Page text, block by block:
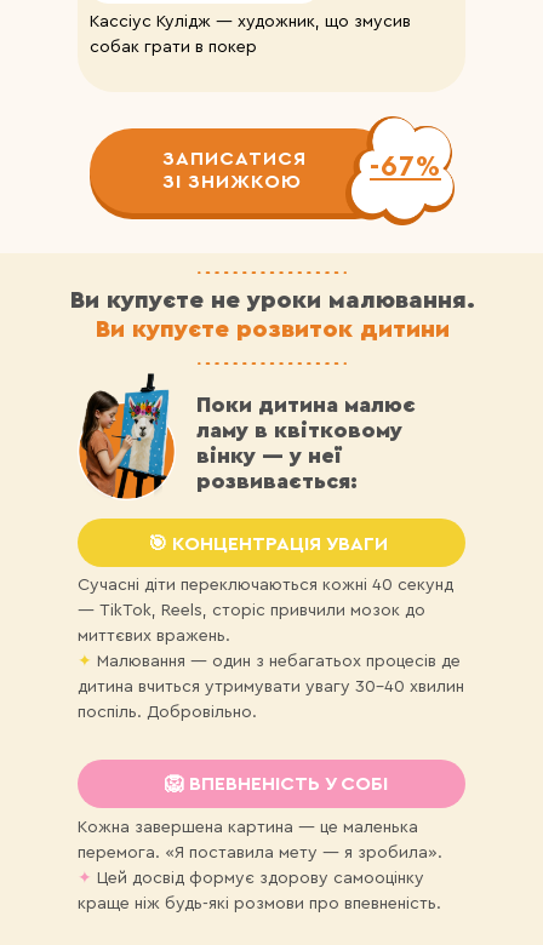
ЗАПИСАТИСЯ
ЗІ ЗНИЖКОЮ
-67%
Кассіус Кулідж — художник, що змусив
собак грати в покер
Поки дитина малює
ламу в квітковому
вінку — у неї
розвивається:
Ви купуєте не уроки малювання.
Ви купуєте розвиток дитини
Кожна завершена картина — це маленька
перемога. «Я поставила мету — я зробила».
✦ Цей досвід формує здорову самооцінку
краще ніж будь-які розмови про впевненість.
Сучасні діти переключаються кожні 40 секунд
— TikTok, Reels, сторіс привчили мозок до
миттєвих вражень.
✦ Малювання — один з небагатьох процесів де
дитина вчиться утримувати увагу 30–40 хвилин
поспіль. Добровільно.
🦁 ВПЕВНЕНІСТЬ У СОБІ
🎯 КОНЦЕНТРАЦІЯ УВАГИ